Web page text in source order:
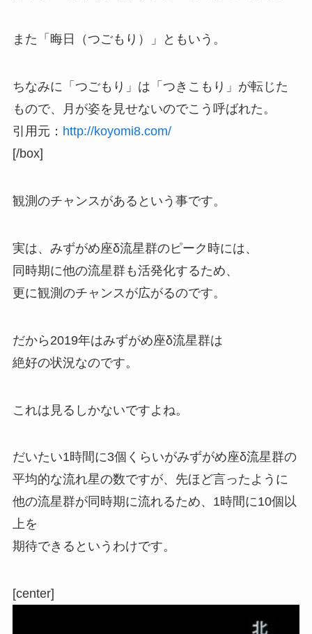
また「晦日（つごもり）」ともいう。
ちなみに「つごもり」は「つきこもり」が転じた
もので、月が姿を見せないのでこう呼ばれた。
引用元： http://koyomi8.com/
[/box]
観測のチャンスがあるという事です。
実は、みずがめ座δ流星群のピーク時には、
同時期に他の流星群も活発化するため、
更に観測のチャンスが広がるのです。
だから 2019年はみずがめ座δ流星群は
絶好の状況なのです。
これは見るしかないですよね。
だいたい1時間に3個くらいがみずがめ座δ流星群の
平均的な流れ星の数ですが、先ほど言ったように
他の流星群が同時期に流れるため、1時間に10個以
上を
期待できるというわけです。
[center]